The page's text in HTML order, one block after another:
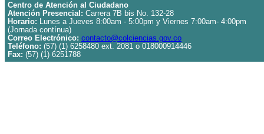
Centro de Atención al Ciudadano
Atención Presencial: Carrera 7B bis No. 132-28
Horario: Lunes a Jueves 8:00am - 5:00pm y Viernes 7:00am- 4:00pm
(Jornada contínua)
Correo Electrónico: contacto@colciencias.gov.co
Teléfono: (57) (1) 6258480 ext. 2081 o 018000914446
Fax: (57) (1) 6251788